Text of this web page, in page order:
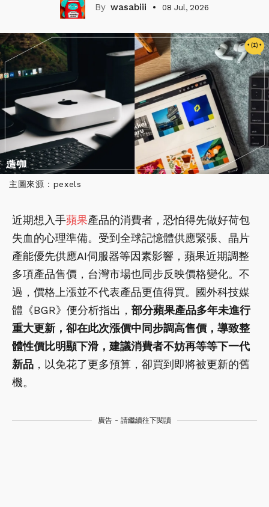
wasabiii 08 Jul, 2026
主圖來源：pexels
近期想入手蘋果產品的消費者，恐怕得先做好荷包
失血的心理準備。受到全球記憶體供應緊張、晶片
產能優先供應AI伺服器等因素影響，蘋果近期調整
多項產品售價，台灣市場也同步反映價格變化。不
過，價格上漲並不代表產品更值得買。國外科技媒
體《BGR》便分析指出， 部分蘋果產品多年未進行
重大更新，卻在此次漲價中同步調高售價，導致整
體性價比明顯下滑，建議消費者不妨再等等下一代
新品 ，以免花了更多預算，卻買到即將被更新的舊
機。
廣告 - 請繼續往下閱讀